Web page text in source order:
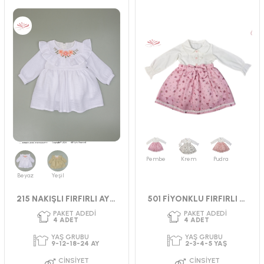
Beyaz Yeşil
215 NAKIŞLI FIRFIRLI AYLIK MÜSLİN ELBİSE
Pembe Krem Pudra
501 FİYONKLU FIRFIRLI ELBİSE 2-5 YAŞ